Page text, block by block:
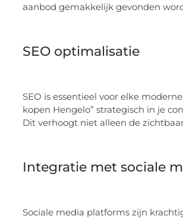
aanbod gemakkelijk gevonden
SEO optimalisatie
SEO is essentieel voor elke
kopen Hengelo” strategisch in je
Dit verhoogt niet alleen de
Integratie met sociale
Sociale media platforms zijn